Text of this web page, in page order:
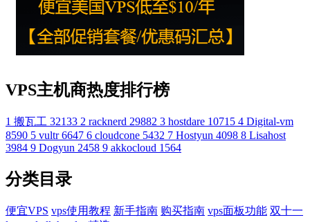
VPS主机商热度排行榜
1 搬瓦工 32133 2 racknerd 29882 3 hostdare 10715 4 Digital-vm
8590 5 vultr 6647 6 cloudcone 5432 7 Hostyun 4098 8 Lisahost
3984 9 Dogyun 2458 9 akkocloud 1564
分类目录
便宜VPS vps使用教程 新手指南 购买指南 vps面板功能 双十一